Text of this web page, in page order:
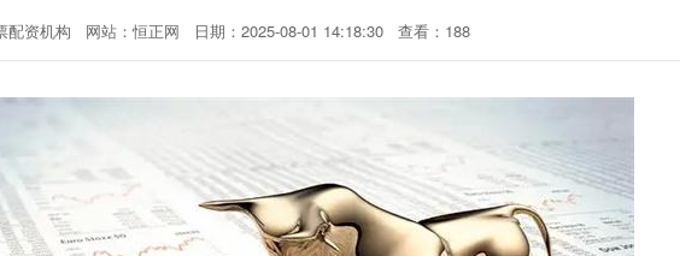
配资机构 网站：恒正网 日期：2025-08-01 14:18:30 查看：188